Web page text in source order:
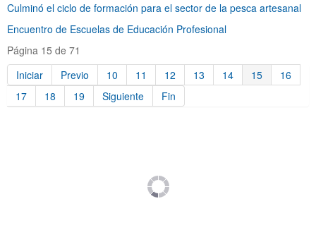
Culminó el ciclo de formación para el sector de la pesca artesanal
Encuentro de Escuelas de Educación Profesional
Página 15 de 71
Iniciar
Previo 10 11 12 13 14 15
16
17
18 19 Siguiente Fin